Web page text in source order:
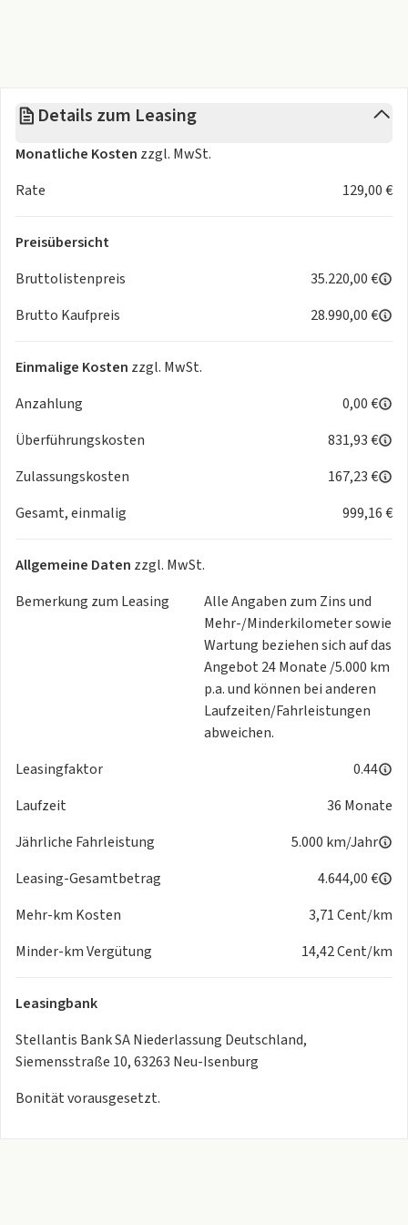
Verfügbare Farben:
Perla Nera Schwarz Metallic
Okenit Weiß Metallic
-Technik:Bordcomputer, Partikelfilter, Start-Stop-
Verkehrszeichenerkennung, Regensensor, Lichtsensor,
Spurhalteassistent, Abstandsregeltempomat,
*Komfort:Klimaautomatik, Servolenkung,
Aussenspiegel, Teilbare Ruecksitzlehne, Tempomat, Park
Mittelarmlehne, Lordosenstütze,
Geschwindigkeitsbegrenzungsanlage, Klimaautomatik-2-
Zonen, Funkfernbedienung
LED-Hauptscheinwerfer, LED-Tagfahrlicht, LED-
Rückleuchten, Scheinwerferregulierung, Außenspiegel
beheizbar u. elektr. anklappbar
ABS, Airbag, Beifahrer-Airbag, Wegfahrsperre,
Reifendruckkontrolle, Traktionskontrolle, Kopfairbag,
Kindersitzbefestigung
*Entertainment:Radio, Telefonvorbereitung, USB-
kabelloses Apple CarPlay und Android Auto, DAB,
Touchscreen, Musikstreaming, Lenkrad mit Multifunktion
*Sonstiges:Metallic, 16 Zoll Alufelgen,
Zusammenfassung:
Lenkrad mit Multifunktion, Heckleuchten LED, Außenspiegel
elektr. verstell- und heizbar, anklappbar, Rücksitzbank
Kontrollsystem, Scheibenwischer mit Regensensor,
Details zum Leasing
Monatliche Kosten zzgl. MwSt.
Rate
129,00 €
Preisübersicht
Bruttolistenpreis
35.220,00 €
Brutto Kaufpreis
28.990,00 €
Einmalige Kosten zzgl. MwSt.
Anzahlung
0,00 €
Überführungskosten
831,93 €
Zulassungskosten
167,23 €
Gesamt, einmalig
999,16 €
Allgemeine Daten zzgl. MwSt.
Bemerkung zum Leasing
Alle Angaben zum Zins und
Mehr-/Minderkilometer sowie
Wartung beziehen sich auf das
Angebot 24 Monate /5.000 km
p.a. und können bei anderen
Laufzeiten/Fahrleistungen
abweichen.
Leasingfaktor
0.44
Laufzeit
36 Monate
Jährliche Fahrleistung
5.000 km/Jahr
Leasing-Gesamtbetrag
4.644,00 €
Mehr-km Kosten
3,71 Cent/km
Minder-km Vergütung
14,42 Cent/km
Leasingbank
Stellantis Bank SA Niederlassung Deutschland,
Siemensstraße 10, 63263 Neu-Isenburg
Bonität vorausgesetzt.